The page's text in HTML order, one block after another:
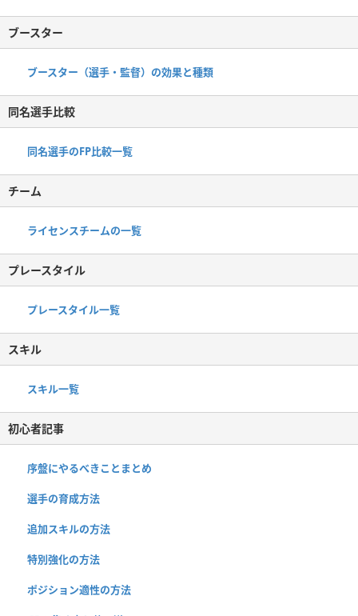
ブースター
ブースター（選手・監督）の効果と種類
同名選手比較
同名選手のFP比較一覧
チーム
ライセンスチームの一覧
プレースタイル
プレースタイル一覧
スキル
スキル一覧
初心者記事
序盤にやるべきことまとめ
選手の育成方法
追加スキルの方法
特別強化の方法
ポジション適性の方法